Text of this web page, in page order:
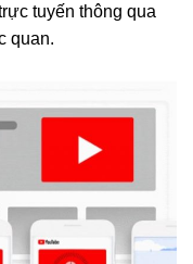
tuyến thông qua
quan.